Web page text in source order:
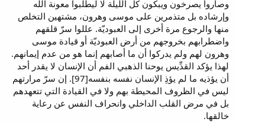
وصاروا يصرخون ويبكون كل الليلة لا ليطلبوا معونة الله
وإرشاده بل متذمرين على موسى وهرون، مشتهين التخلص
منها والرجوع مرة أخرى إلى العبوديّة. عللوا سرّ قلقهم
واضطرابهم بخروجهم من أرض العبوديّة أو قيادة موسى
وهرون لهم ولم يدركوا أن ما أصابهم إنما هو من عدم إيمانهم.
لهذا يؤكد القدِّيس يوحنا الذهبي الفم أن الإنسان لا يقدر أحد
أن يؤذيه ما لم يؤذِ الإنسان نفسه بنفسه[97]. إن سرّ مرارتهم
ليس في الظروف المحيطة بهم ولا في القيادة التي تتعهدهم
بل في مرض القلب الداخلي وانحراف النفس عن رعاية
خالقها.